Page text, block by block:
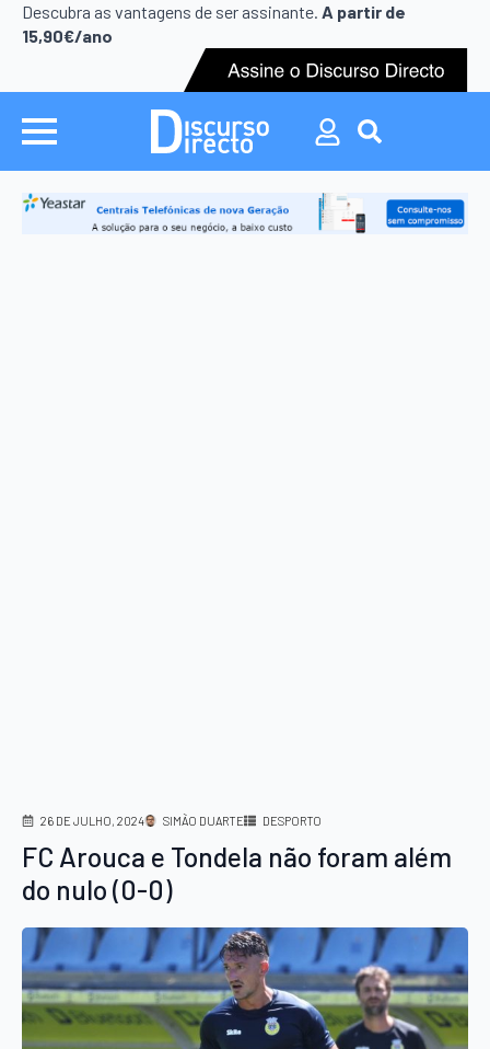
Descubra as vantagens de ser assinante. A partir de
15,90€/ano
Search
for:
Search
26 DE JULHO, 2024 SIMÃO DUARTE DESPORTO
FC Arouca e Tondela não foram além
do nulo (0-0)